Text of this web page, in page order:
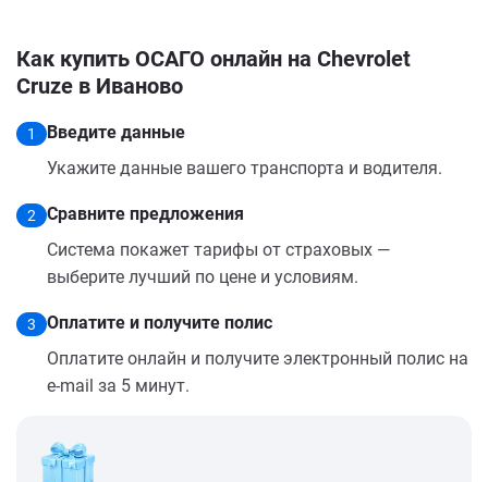
Как купить ОСАГО онлайн на Chevrolet
Cruze в Иваново
1
Введите данные
Укажите данные вашего транспорта и водителя.
2
Сравните предложения
Система покажет тарифы от страховых —
выберите лучший по цене и условиям.
3
Оплатите и получите полис
Оплатите онлайн и получите электронный полис на
e-mail за 5 минут.